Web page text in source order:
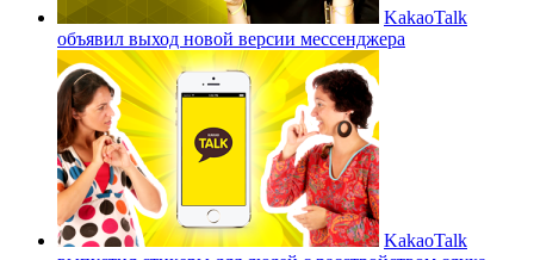
KakaoTalk
объявил выход новой версии мессенджера
KakaoTalk